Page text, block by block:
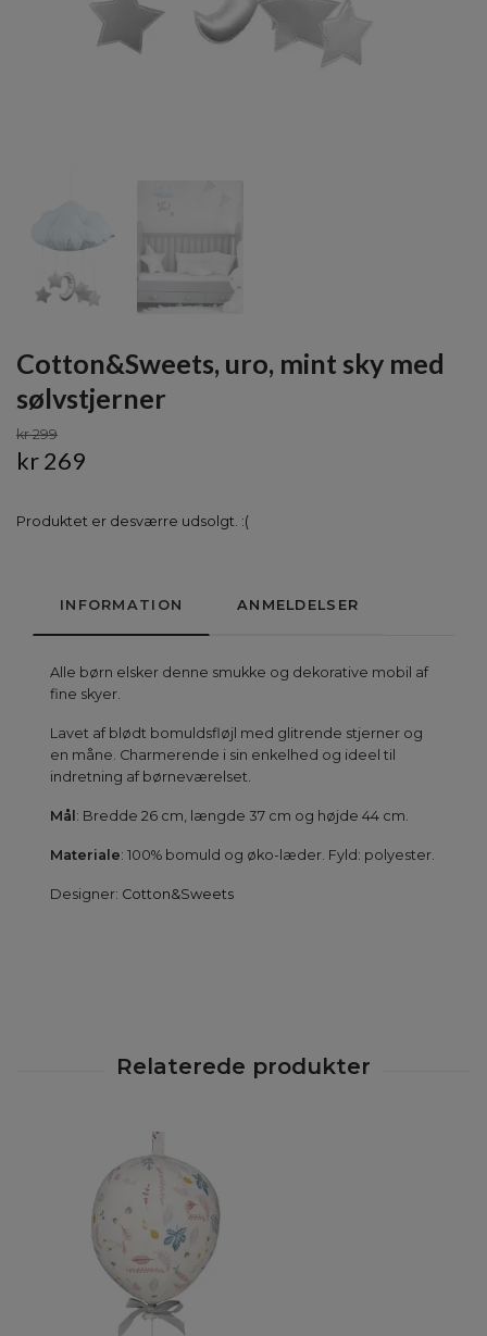
Cotton&Sweets, uro, mint sky med
sølvstjerner
kr 299
kr 269
Produktet er desværre udsolgt. :(
INFORMATION ANMELDELSER
Alle børn elsker denne smukke og dekorative mobil af
fine skyer.
Lavet af blødt bomuldsfløjl med glitrende stjerner og
en måne. Charmerende i sin enkelhed og ideel til
indretning af børneværelset.
Mål : Bredde 26 cm, længde 37 cm og højde 44 cm.
Materiale: 100% bomuld og øko-læder. Fyld: polyester.
Designer: Cotton&Sweets